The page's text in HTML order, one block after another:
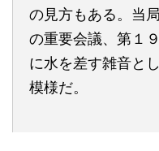
の見方もある。当
の重要会議、第１
に水を差す雑音と
模様だ。